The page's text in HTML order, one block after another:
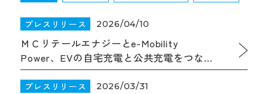
プレスリリース 2026/04/10
ＭＣリテールエナジーとe-Mobility
Power、EVの自宅充電と公共充電をつなぐ
新たなサービスの実現に向けた実証実験を
開始
プレスリリース 2026/03/31